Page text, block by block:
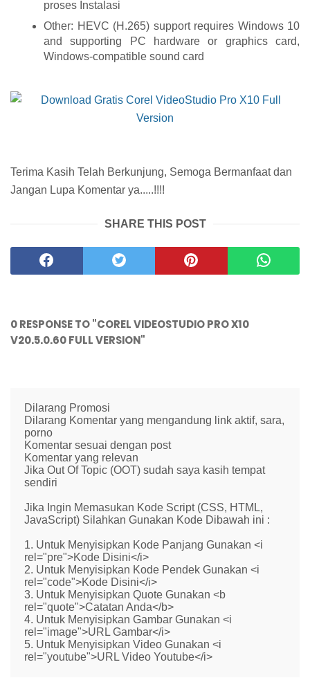
proses Instalasi
Other: HEVC (H.265) support requires Windows 10
and supporting PC hardware or graphics card,
Windows-compatible sound card
Terima Kasih Telah Berkunjung, Semoga Bermanfaat dan
Jangan Lupa Komentar ya.....!!!!
SHARE THIS POST
0 RESPONSE TO "COREL VIDEOSTUDIO PRO X10
V20.5.0.60 FULL VERSION"
Dilarang Promosi
Dilarang Komentar yang mengandung link aktif, sara,
porno
Komentar sesuai dengan post
Komentar yang relevan
Jika Out Of Topic (OOT) sudah saya kasih tempat
sendiri
Jika Ingin Memasukan Kode Script (CSS, HTML,
JavaScript) Silahkan Gunakan Kode Dibawah ini :
1. Untuk Menyisipkan Kode Panjang Gunakan <i
rel="pre">Kode Disini</i>
2. Untuk Menyisipkan Kode Pendek Gunakan <i
rel="code">Kode Disini</i>
3. Untuk Menyisipkan Quote Gunakan <b
rel="quote">Catatan Anda</b>
4. Untuk Menyisipkan Gambar Gunakan <i
rel="image">URL Gambar</i>
5. Untuk Menyisipkan Video Gunakan <i
rel="youtube">URL Video Youtube</i>